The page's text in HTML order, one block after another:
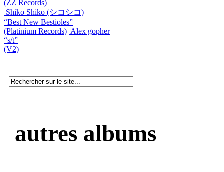
(ZZ Records)
Shiko Shiko (シコシコ)
“Best New Bestioles”
(Platinium Records) Alex gopher
“s/t”
(V2)
autres albums